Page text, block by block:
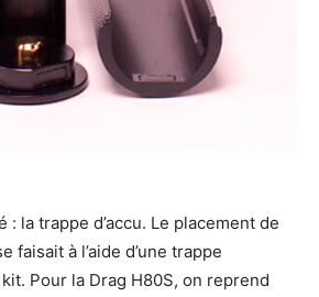
: la trappe d’accu. Le placement de
faisait à l’aide d’une trappe
Pour la Drag H80S, on reprend